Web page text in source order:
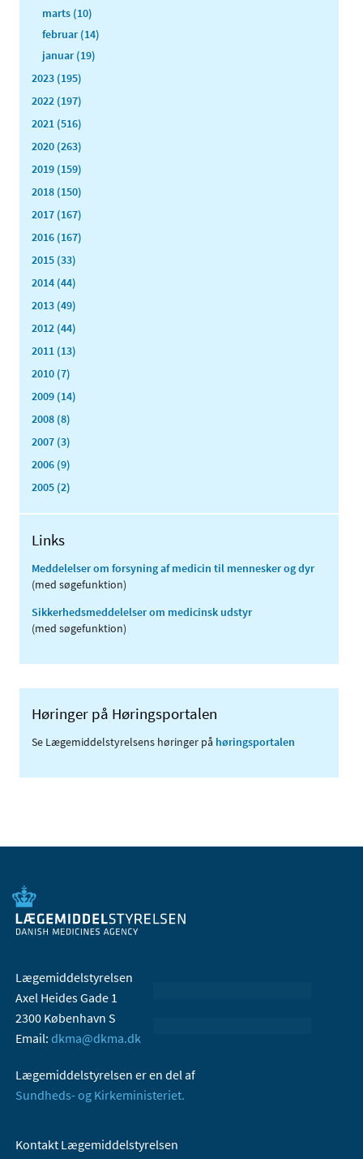
marts (10)
februar (14)
januar (19)
2023 (195)
2022 (197)
2021 (516)
2020 (263)
2019 (159)
2018 (150)
2017 (167)
2016 (167)
2015 (33)
2014 (44)
2013 (49)
2012 (44)
2011 (13)
2010 (7)
2009 (14)
2008 (8)
2007 (3)
2006 (9)
2005 (2)
Links
Meddelelser om forsyning af medicin til mennesker og dyr
(med søgefunktion)
Sikkerhedsmeddelelser om medicinsk udstyr
(med søgefunktion)
Høringer på Høringsportalen
Se Lægemiddelstyrelsens høringer på høringsportalen
Lægemiddelstyrelsen
Axel Heides Gade 1
2300 København S
Email: dkma@dkma.dk
Lægemiddelstyrelsen er en del af
Sundheds- og Kirkeministeriet.
Kontakt Lægemiddelstyrelsen